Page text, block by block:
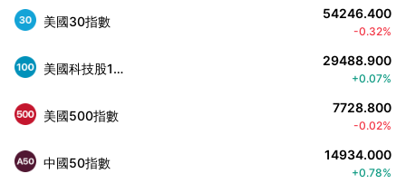
美國30指數 54246.400
-0.32%
美國科技股100指數 29488.900
+0.07%
美國500指數 7728.800
-0.02%
中國50指數 14934.000
+0.78%